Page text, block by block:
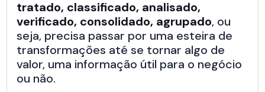
tratado, classificado, analisado,
verificado, consolidado, agrupado, ou
seja, precisa passar por uma esteira de
transformações até se tornar algo de
valor, uma informação útil para o negócio
ou não.